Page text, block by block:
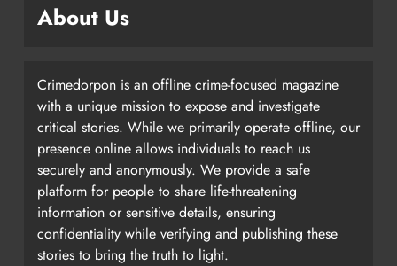
About Us
Crimedorpon is an offline crime-focused magazine
with a unique mission to expose and investigate
critical stories. While we primarily operate offline, our
presence online allows individuals to reach us
securely and anonymously. We provide a safe
platform for people to share life-threatening
information or sensitive details, ensuring
confidentiality while verifying and publishing these
stories to bring the truth to light.